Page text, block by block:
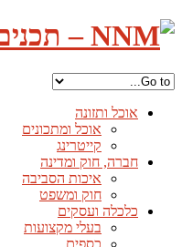
אוכל ותזונה
אוכל ומתכונים
קייטרינג
חברה, חוק ומדינה
איכות הסביבה
חוק ומשפט
כלכלה ועסקים
בעלי מקצועות
כספים